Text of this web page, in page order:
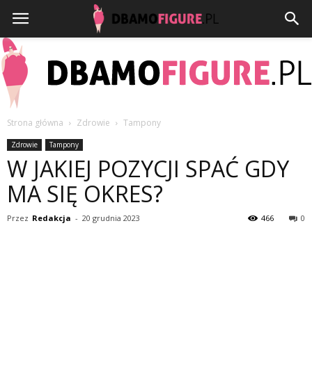
Strona główna Zdrowie Tampony
Zdrowie Tampony
W JAKIEJ POZYCJI SPAĆ GDY
MA SIĘ OKRES?
Przez Redakcja - 20 grudnia 2023 0
466